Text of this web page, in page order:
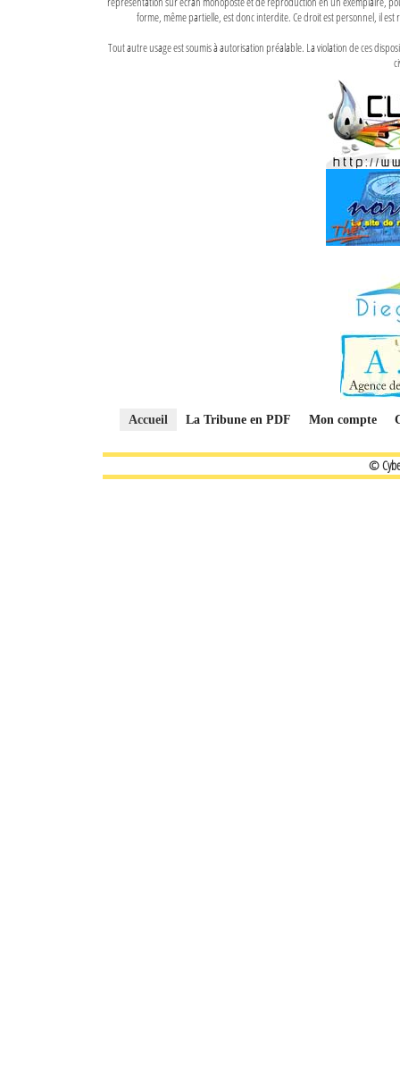
forme, même partielle, est donc interdite. Ce droit est personnel, il
Tout autre usage est soumis à autorisation préalable. La violation de ces
Accueil La Tribune en PDF Mon compte
©